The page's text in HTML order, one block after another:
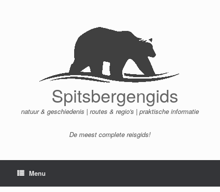
Spitsbergengids
natuur & geschiedenis | routes & regio's | praktische informatie
De meest complete reisgids!
Menu